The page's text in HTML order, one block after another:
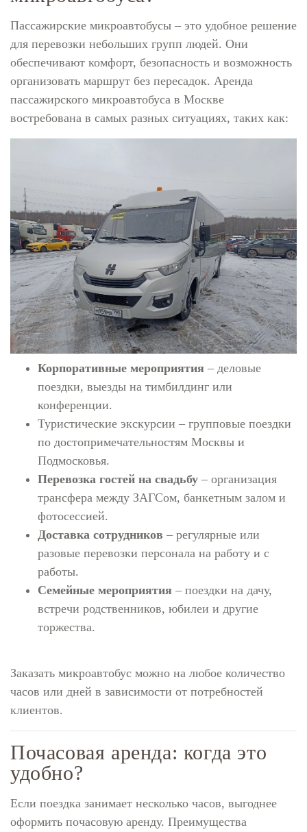
Пассажирские микроавтобусы – это удобное решение
для перевозки небольших групп людей. Они
обеспечивают комфорт, безопасность и возможность
организовать маршрут без пересадок. Аренда
пассажирского микроавтобуса в Москве
востребована в самых разных ситуациях, таких как:
Корпоративные мероприятия – деловые
поездки, выезды на тимбилдинг или
конференции.
Туристические экскурсии – групповые поездки
по достопримечательностям Москвы и
Подмосковья.
Перевозка гостей на свадьбу – организация
трансфера между ЗАГСом, банкетным залом и
фотосессией.
Доставка сотрудников – регулярные или
разовые перевозки персонала на работу и с
работы.
Семейные мероприятия – поездки на дачу,
встречи родственников, юбилеи и другие
торжества.
Заказать микроавтобус можно на любое количество
часов или дней в зависимости от потребностей
клиентов.
Почасовая аренда: когда это
удобно?
Если поездка занимает несколько часов, выгоднее
оформить почасовую аренду. Преимущества